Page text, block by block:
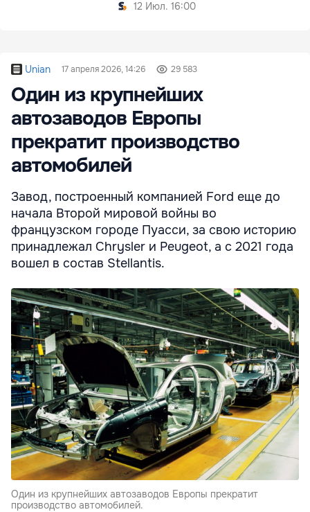
12 Июл. 16:00
Unian 17 апреля 2026, 14:26 29 583
Один из крупнейших
автозаводов Европы
прекратит производство
автомобилей
Завод, построенный компанией Ford еще до
начала Второй мировой войны во
французском городе Пуасси, за свою историю
принадлежал Chrysler и Peugeot, а с 2021 года
вошел в состав Stellantis.
Один из крупнейших автозаводов Европы прекратит
производство автомобилей.